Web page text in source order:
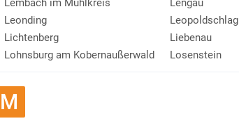
Lembach im Mühlkreis
Lengau
Leonding
Leopoldschlag
Lichtenberg
Liebenau
Lohnsburg am Kobernaußerwald
Losenstein
M